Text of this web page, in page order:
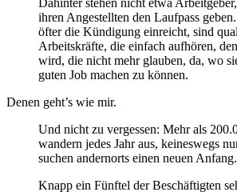
Dahinter stehen nicht etwa
ihren Angestellten den Laufpass
öfter die Kündigung einreicht, sind
Arbeitskräfte, die einfach aufhören,
wird, die nicht mehr glauben, da, wo
guten Job machen zu können.
Denen geht’s wie mir.
Und nicht zu vergessen: Mehr als
wandern jedes Jahr aus, keineswegs
suchen andernorts einen neuen
Knapp ein Fünftel der Beschäftigten